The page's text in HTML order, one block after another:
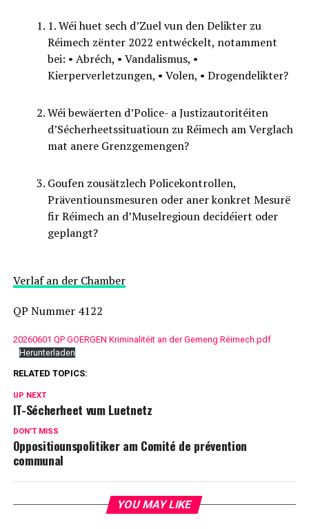
1. Wéi huet sech d’Zuel vun den Delikter zu
Réimech zënter 2022 entwéckelt, notamment
bei: • Abréch, • Vandalismus, •
Kierperverletzungen, • Volen, • Drogendelikter?
Wéi bewäerten d’Police- a Justizautoritéiten
d’Sécherheetssituatioun zu Réimech am Verglach
mat anere Grenzgemengen?
Goufen zousätzlech Policekontrollen,
Präventiounsmesuren oder aner konkret Mesurë
fir Réimech an d’Muselregioun decidéiert oder
geplangt?
Verlaf an der Chamber
QP Nummer 4122
20260601 QP GOERGEN Kriminalitéit an der Gemeng Réimech.pdf
Herunterladen
RELATED TOPICS:
UP NEXT
IT-Sécherheet vum Luetnetz
DON'T MISS
Oppositiounspolitiker am Comité de prévention
communal
YOU MAY LIKE